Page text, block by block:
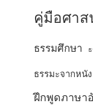
คู่มือศา
ธรรมศึกษา
ธรรมะจากหนัง
ฝึกพูดภาษา